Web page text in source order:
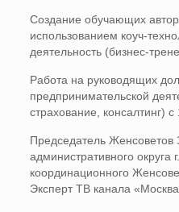
Создание обучающих
использованием коуч-
деятельность (бизнес-
Работа на руководящих
предпринимательской
страхование, консалтинг) с
Председатель Женсоветов
административного округа
координационного
Эксперт ТВ канала